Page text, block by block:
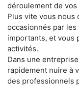
déroulement de vos
Plus vite vous nous
occasionnés par
importants, et vous
activités.
Dans une
rapidement nuire à
des professionnels